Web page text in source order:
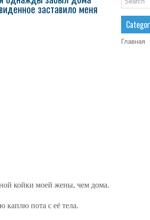
заставило меня
койки моей жены, чем дома.
каплю пота с её тела.
Главная